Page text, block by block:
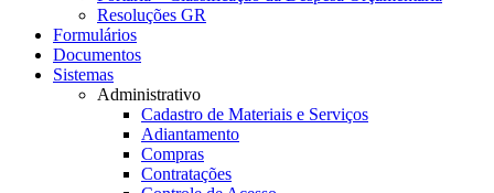
Resoluções GR
Formulários
Documentos
Sistemas
Administrativo
Cadastro de Materiais e Serviços
Adiantamento
Compras
Contratações